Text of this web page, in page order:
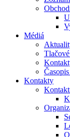
Médiá
Kontakty